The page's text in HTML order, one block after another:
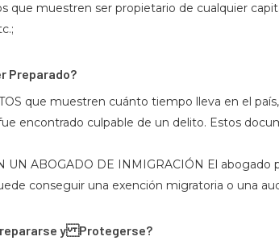
que muestren ser propietario de cualquier
Preparado?
que muestren cuánto tiempo lleva en el
encontrado culpable de un delito. Estos
UN ABOGADO DE INMIGRACIÓN El
conseguir una exención migratoria o una
y Protegerse?